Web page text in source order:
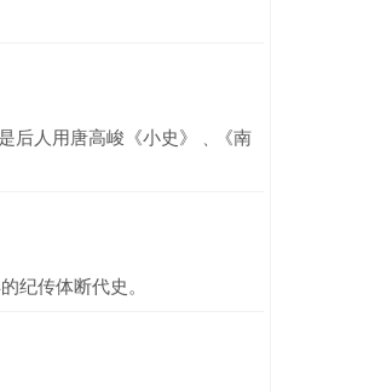
后人用唐高峻《小史》﹑《南
纪传体断代史。